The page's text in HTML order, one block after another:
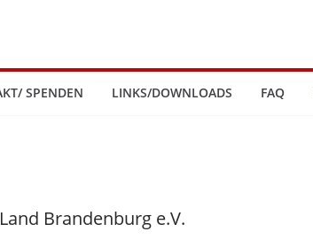
SPENDEN LINKS/DOWNLOADS FAQ
Brandenburg e.V.